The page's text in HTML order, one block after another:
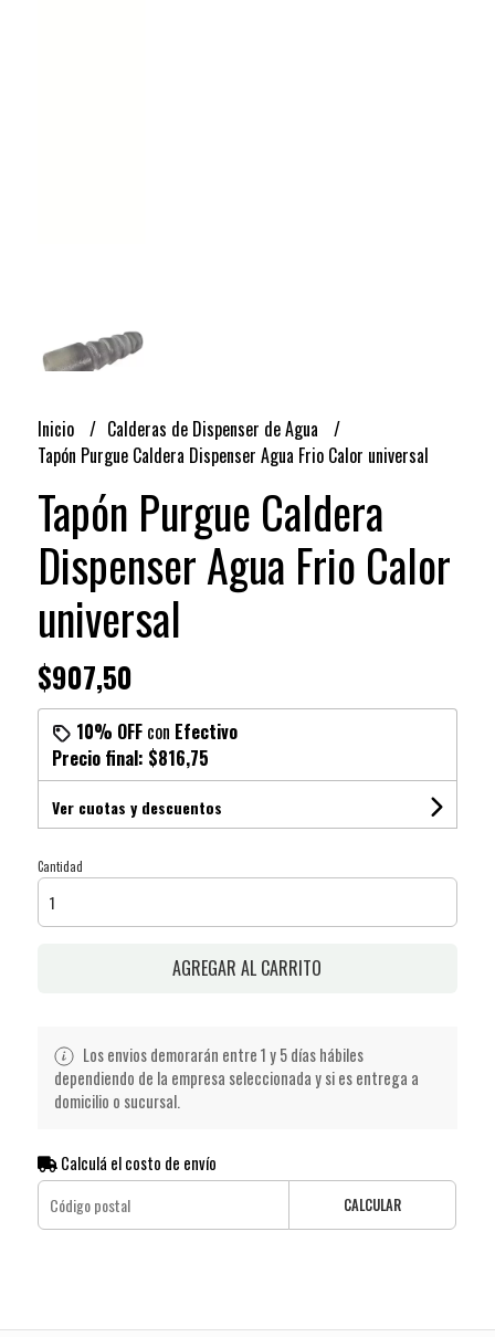
Inicio
Calderas de Dispenser de Agua
Tapón Purgue Caldera Dispenser Agua Frio Calor universal
Tapón Purgue Caldera
Dispenser Agua Frio Calor
universal
$907,50
10% OFFcon Efectivo
Precio final: $816,75
Ver cuotas y descuentos
Cantidad
AGREGAR AL CARRITO
Los envios demorarán entre 1 y 5 días hábiles
dependiendo de la empresa seleccionada y si es entrega a
domicilio o sucursal.
Calculá el costo de envío
CALCULAR